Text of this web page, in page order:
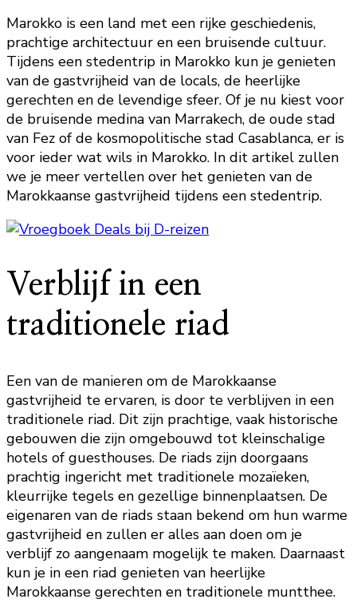
Marokko is een land met een rijke geschiedenis,
prachtige architectuur en een bruisende cultuur.
Tijdens een stedentrip in Marokko kun je genieten
van de gastvrijheid van de locals, de heerlijke
gerechten en de levendige sfeer. Of je nu kiest voor
de bruisende medina van Marrakech, de oude stad
van Fez of de kosmopolitische stad Casablanca, er is
voor ieder wat wils in Marokko. In dit artikel zullen
we je meer vertellen over het genieten van de
Marokkaanse gastvrijheid tijdens een stedentrip.
Verblijf in een
traditionele riad
Een van de manieren om de Marokkaanse
gastvrijheid te ervaren, is door te verblijven in een
traditionele riad. Dit zijn prachtige, vaak historische
gebouwen die zijn omgebouwd tot kleinschalige
hotels of guesthouses. De riads zijn doorgaans
prachtig ingericht met traditionele mozaïeken,
kleurrijke tegels en gezellige binnenplaatsen. De
eigenaren van de riads staan bekend om hun warme
gastvrijheid en zullen er alles aan doen om je
verblijf zo aangenaam mogelijk te maken. Daarnaast
kun je in een riad genieten van heerlijke
Marokkaanse gerechten en traditionele muntthee.